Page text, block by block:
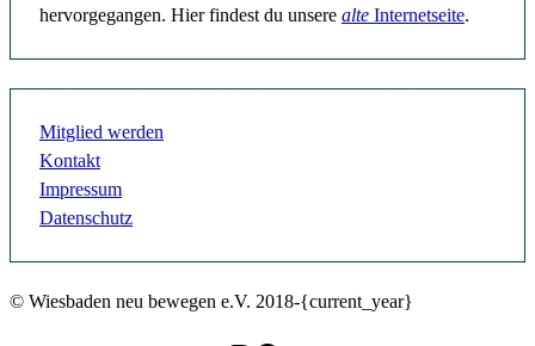
hervorgegangen. Hier findest du unsere alte Internetseite.
Mitglied werden
Kontakt
Impressum
Datenschutz
© Wiesbaden neu bewegen e.V. 2018-{current_year}